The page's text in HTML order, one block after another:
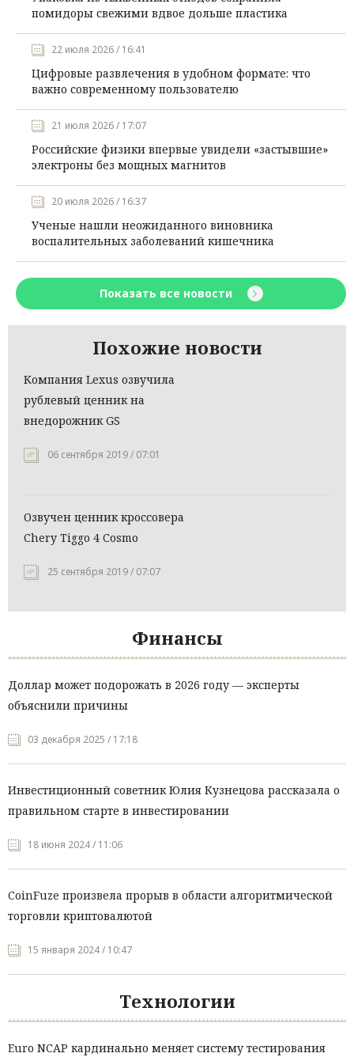
помидоры свежими вдвое дольше пластика
22 июля 2026 / 16:41
Цифровые развлечения в удобном формате: что
важно современному пользователю
21 июля 2026 / 17:07
Российские физики впервые увидели «застывшие»
электроны без мощных магнитов
20 июля 2026 / 16:37
Ученые нашли неожиданного виновника
воспалительных заболеваний кишечника
Показать все новости
Похожие новости
Компания Lexus озвучила
рублевый ценник на
внедорожник GS
06 сентября 2019 / 07:01
Озвучен ценник кроссовера
Chery Tiggo 4 Cosmo
25 сентября 2019 / 07:07
Финансы
Доллар может подорожать в 2026 году — эксперты
объяснили причины
03 декабря 2025 / 17:18
Инвестиционный советник Юлия Кузнецова рассказала о
правильном старте в инвестировании
18 июня 2024 / 11:06
CoinFuze произвела прорыв в области алгоритмической
торговли криптовалютой
15 января 2024 / 10:47
Технологии
Euro NCAP кардинально меняет систему тестирования